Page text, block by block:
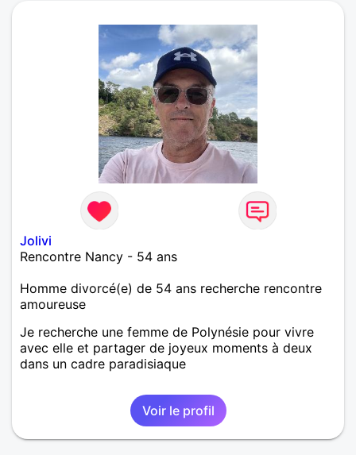
Jolivi
Rencontre Nancy - 54 ans
Homme divorcé(e) de 54 ans recherche rencontre
amoureuse
Je recherche une femme de Polynésie pour vivre
avec elle et partager de joyeux moments à deux
dans un cadre paradisiaque
Voir le profil